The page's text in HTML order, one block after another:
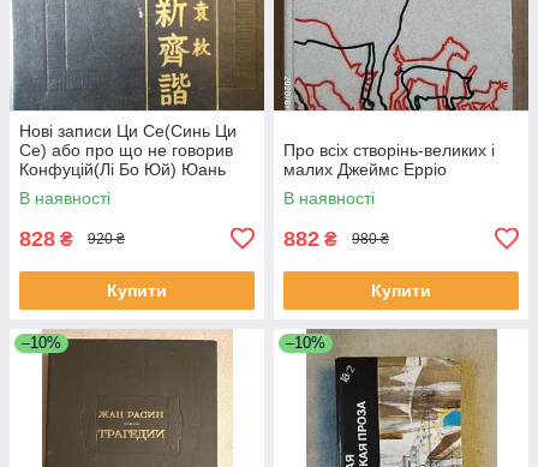
Нові записи Ци Се(Синь Ци
Се) або про що не говорив
Конфуцій(Лі Бо Юй) Юань
Мей
В наявності
828 ₴ 920 ₴
Купити
Про всіх створінь-великих і
малих Джеймс Ерріо
В наявності
882 ₴ 980 ₴
Купити
–10% –10%